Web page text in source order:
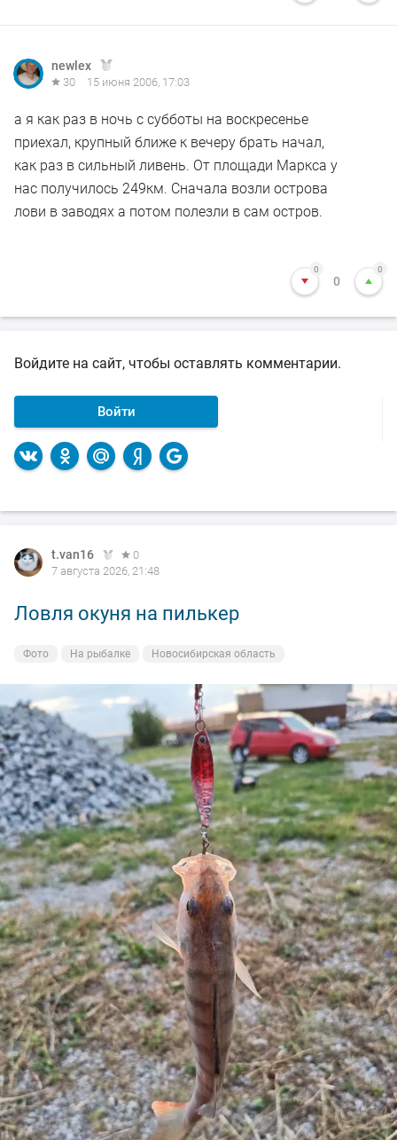
newlex
30 15 июня 2006, 17:03
а я как раз в ночь с субботы на воскресенье
приехал, крупный ближе к вечеру брать начал,
как раз в сильный ливень. От площади Маркса у
нас получилось 249км. Сначала возли острова
лови в заводях а потом полезли в сам остров.
0
0
0
Войдите на сайт, чтобы оставлять комментарии.
Войти
t.van16
0
7 августа 2026, 21:48
Ловля окуня на пилькер
Фото На рыбалке Новосибирская область